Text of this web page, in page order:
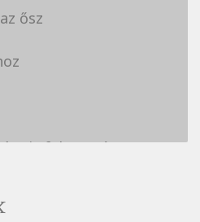
ősz
is fel vagy írva